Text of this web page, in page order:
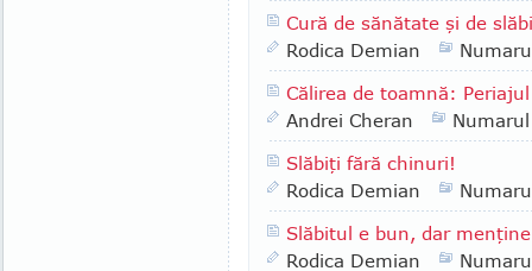
Cură de sănătate şi de
Rodica Demian
Călirea de toamnă:
Andrei Cheran
Slăbiţi fără chinuri!
Rodica Demian
Slăbitul e bun, dar
Rodica Demian